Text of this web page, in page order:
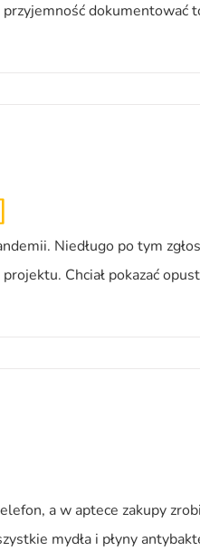
dokumentować
Niedługo po tym
Chciał pokazać
a w aptece zakupy
mydła i płyny